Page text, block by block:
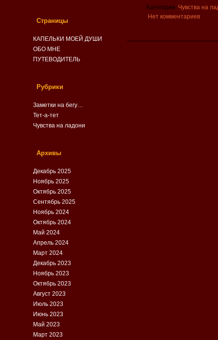
Категория: Чувства на
Нет комментариев
Страницы
КАПЕЛЬКИ МОЕЙ ДУШИ
ОБО МНЕ
ПУТЕВОДИТЕЛЬ
Рубрики
Заметки на бегу…
Тет-а-тет
Чувства на ладони
Архивы
Декабрь 2025
Ноябрь 2025
Октябрь 2025
Сентябрь 2025
Ноябрь 2024
Октябрь 2024
Май 2024
Апрель 2024
Март 2024
Декабрь 2023
Ноябрь 2023
Октябрь 2023
Август 2023
Июль 2023
Июнь 2023
Май 2023
Март 2023